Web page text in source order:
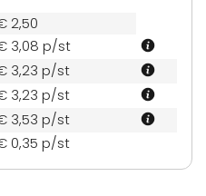
2,50
3,08 p/st
3,23 p/st
3,23 p/st
3,53 p/st
0,35 p/st